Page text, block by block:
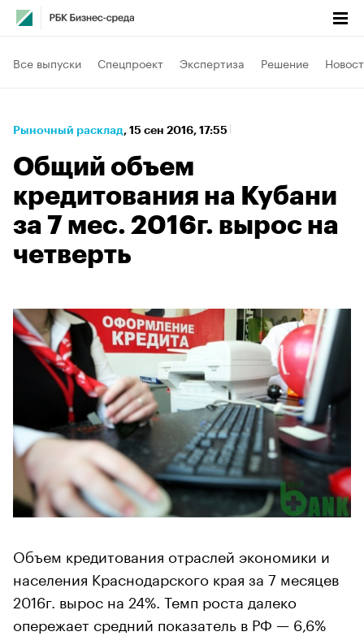
Все выпуски Спецпроект Экспертиза Решение
Рыночный расклад⁠, 15 сен 2016, 17:55
Общий объем
кредитования на Кубани
за 7 мес. 2016г. вырос на
четверть
Объем кредитования отраслей экономики и
населения Краснодарского края за 7 месяцев
2016г. вырос на 24%. Темп роста далеко
опережает средний показатель в РФ — 6,6%